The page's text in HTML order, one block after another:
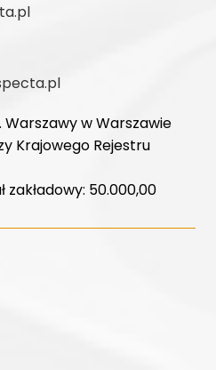
Warszawy w Warszawie
Krajowego Rejestru
zakładowy: 50.000,00